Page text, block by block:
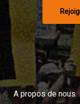
A propos de nous